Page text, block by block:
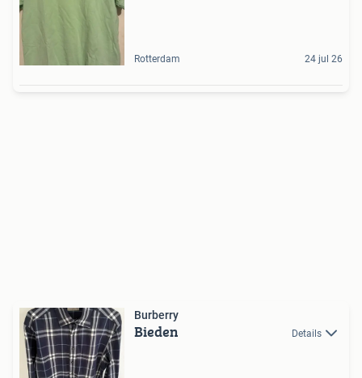
Rotterdam 24 jul 26
Burberry
Bieden Details